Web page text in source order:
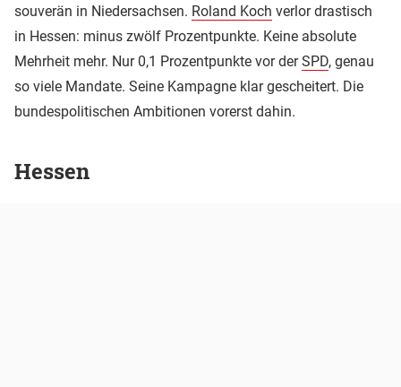
souverän in Niedersachsen. Roland Koch verlor drastisch
in Hessen: minus zwölf Prozentpunkte. Keine absolute
Mehrheit mehr. Nur 0,1 Prozentpunkte vor derSPD, genau
so viele Mandate. Seine Kampagne klar gescheitert. Die
bundespolitischen Ambitionen vorerst dahin.
Hessen